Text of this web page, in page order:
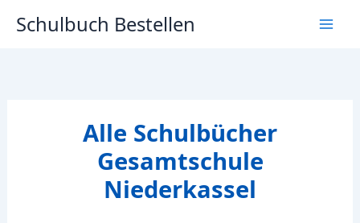
InhaltSchulbuch Bestellen
Alle Schulbücher
Gesamtschule
Niederkassel